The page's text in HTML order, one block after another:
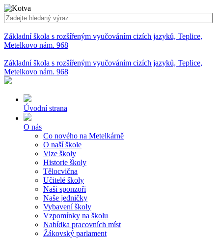
Základní škola s rozšířeným vyučováním cizích jazyků, Teplice,
Metelkovo nám. 968
Základní škola s rozšířeným vyučováním cizích jazyků, Teplice,
Metelkovo nám. 968
Úvodní strana
O nás
Co nového na Metelkárně
O naší škole
Vize školy
Historie školy
Tělocvična
Učitelé školy
Naši sponzoři
Naše jedničky
Vybavení školy
Vzpomínky na školu
Nabídka pracovních míst
Žákovský parlament